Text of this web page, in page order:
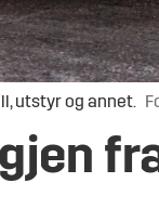
utstyr og annet.